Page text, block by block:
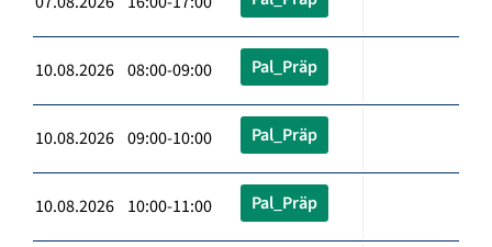
10.08.2026 08:00-09:00 Pal_Präp
10.08.2026 09:00-10:00 Pal_Präp
10.08.2026 10:00-11:00 Pal_Präp